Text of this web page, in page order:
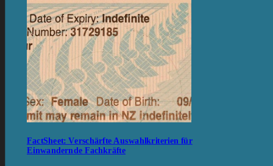
FactSheet: Verschärfte Auswahlkriterien für
Einwandernde Fachkräfte